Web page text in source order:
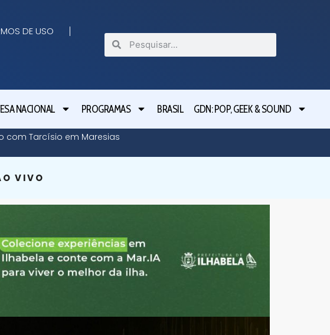
DE USO
NACIONAL PROGRAMAS BRASIL GDN: POP, GEEK & SOUND
com Tarcísio em Maresias
VIVO